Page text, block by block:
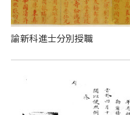
諭新科進士分別授職